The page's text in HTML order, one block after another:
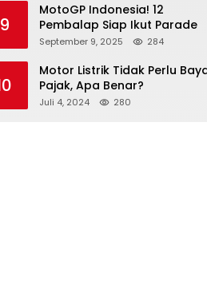
9
MotoGP Indonesia! 12
Pembalap Siap Ikut Parade
September 9, 2025 284
Motor Listrik Tidak Perlu
Pajak, Apa Benar?
Juli 4, 2024 280